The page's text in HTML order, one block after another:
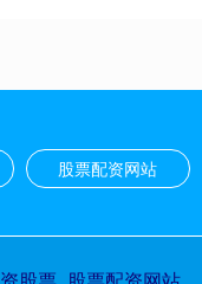
股票配资网站